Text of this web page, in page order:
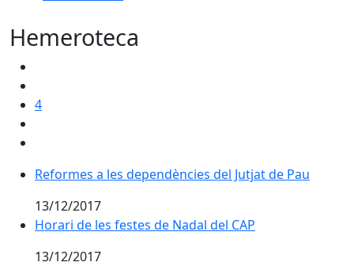
Hemeroteca
4
Reformes a les dependències del Jutjat de Pau
13/12/2017
Horari de les festes de Nadal del CAP
13/12/2017